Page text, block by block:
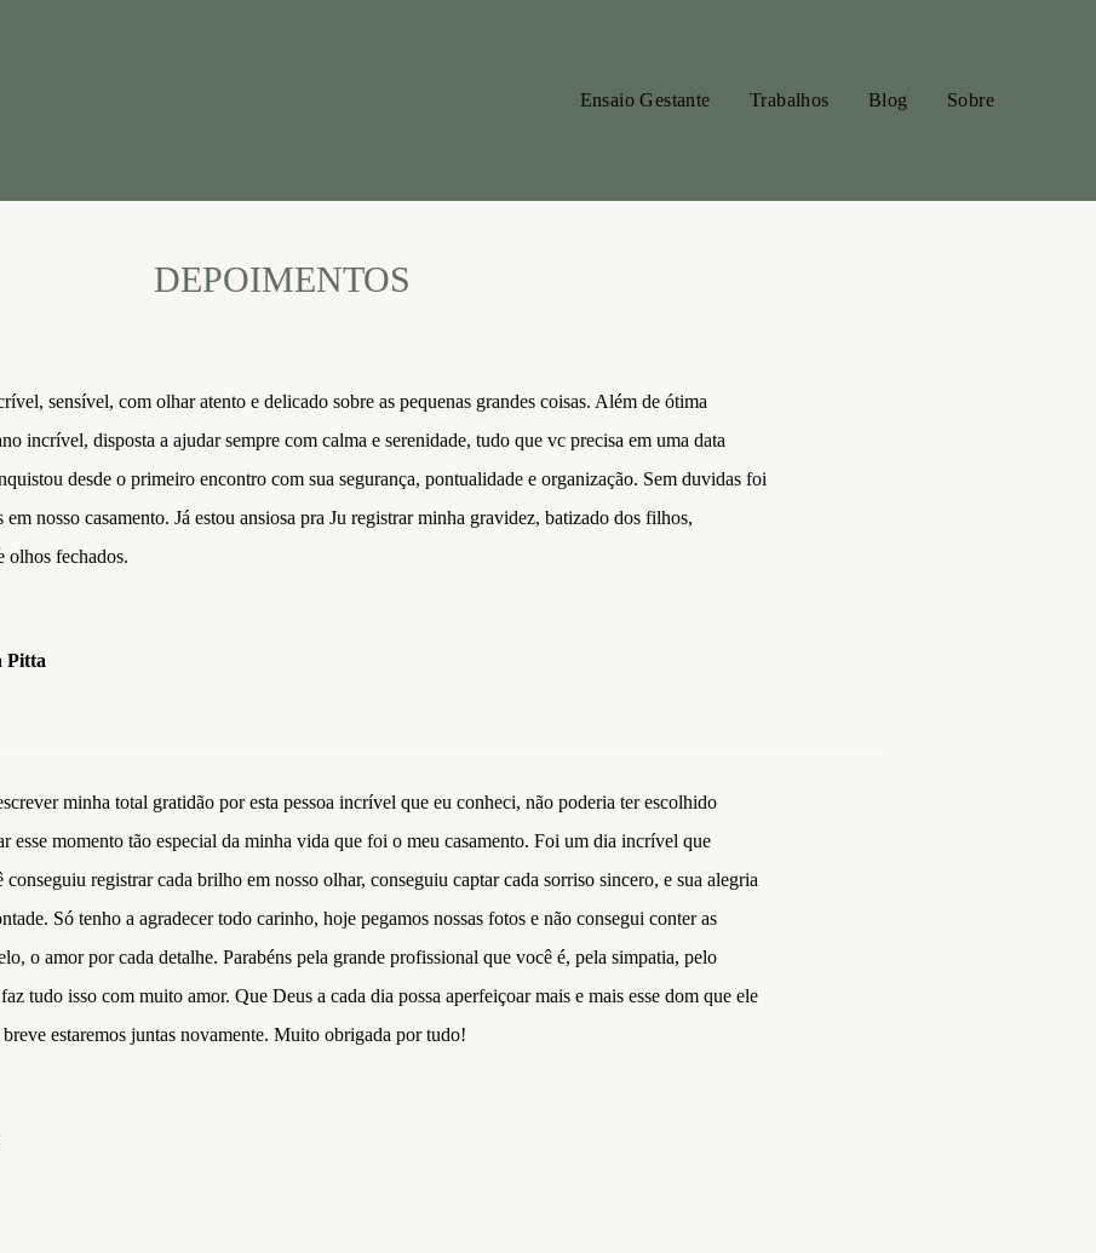
Ensaio Gestante Trabalhos Blog Sobre
DEPOIMENTOS
sensível, com olhar atento e delicado sobre as pequenas grandes coisas. Além de ótima
incrível, disposta a ajudar sempre com calma e serenidade, tudo que vc precisa em uma data
desde o primeiro encontro com sua segurança, pontualidade e organização. Sem duvidas foi
em nosso casamento. Já estou ansiosa pra Ju registrar minha gravidez, batizado dos filhos,
olhos fechados.
Pitta
minha total gratidão por esta pessoa incrível que eu conheci, não poderia ter escolhido
esse momento tão especial da minha vida que foi o meu casamento. Foi um dia incrível que
conseguiu registrar cada brilho em nosso olhar, conseguiu captar cada sorriso sincero, e sua alegria
Só tenho a agradecer todo carinho, hoje pegamos nossas fotos e não consegui conter as
o amor por cada detalhe. Parabéns pela grande profissional que você é, pela simpatia, pelo
tudo isso com muito amor. Que Deus a cada dia possa aperfeiçoar mais e mais esse dom que ele
estaremos juntas novamente. Muito obrigada por tudo!